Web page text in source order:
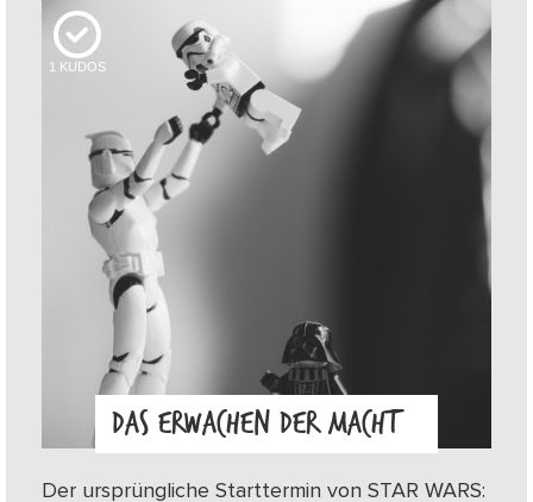
1 KUDOS
DAS ERWACHEN DER MACHT
Der ursprüngliche Starttermin von STAR WARS: